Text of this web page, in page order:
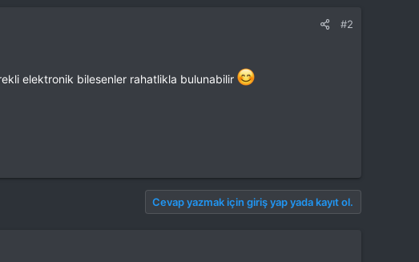
#2
elektronik bilesenler rahatlikla bulunabilir
Cevap yazmak için giriş yap yada kayıt ol.